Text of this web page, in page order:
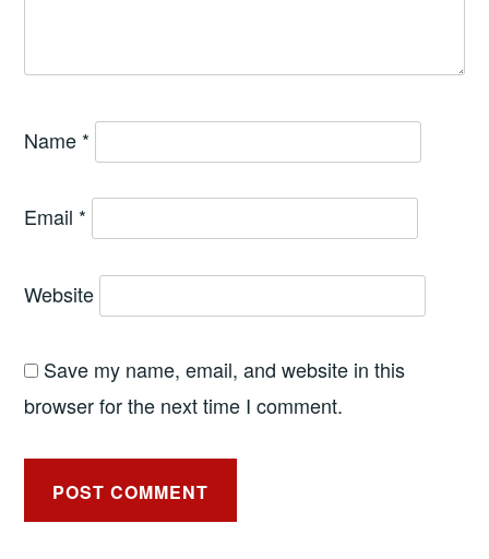
Name *
Email *
Website
Save my name, email, and website in this
browser for the next time I comment.